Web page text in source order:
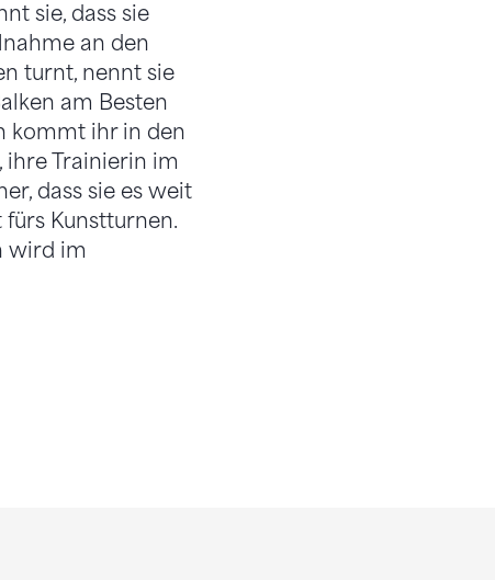
sie, dass sie
an den
turnt, nennt sie
am Besten
kommt ihr in den
ihre Trainierin im
dass sie es weit
Kunstturnen.
wird im